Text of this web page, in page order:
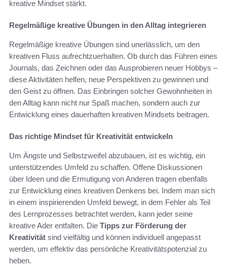
kreative Mindset stärkt.
Regelmäßige kreative Übungen in den Alltag integrieren
Regelmäßige kreative Übungen sind unerlässlich, um den
kreativen Fluss aufrechtzuerhalten. Ob durch das Führen eines
Journals, das Zeichnen oder das Ausprobieren neuer Hobbys –
diese Aktivitäten helfen, neue Perspektiven zu gewinnen und
den Geist zu öffnen. Das Einbringen solcher Gewohnheiten in
den Alltag kann nicht nur Spaß machen, sondern auch zur
Entwicklung eines dauerhaften kreativen Mindsets beitragen.
Das richtige Mindset für Kreativität entwickeln
Um Ängste und Selbstzweifel abzubauen, ist es wichtig, ein
unterstützendes Umfeld zu schaffen. Offene Diskussionen
über Ideen und die Ermutigung von Anderen tragen ebenfalls
zur Entwicklung eines kreativen Denkens bei. Indem man sich
in einem inspirierenden Umfeld bewegt, in dem Fehler als Teil
des Lernprozesses betrachtet werden, kann jeder seine
kreative Ader entfalten. Die Tipps zur Förderung der
Kreativität sind vielfältig und können individuell angepasst
werden, um effektiv das persönliche Kreativitätspotenzial zu
heben.